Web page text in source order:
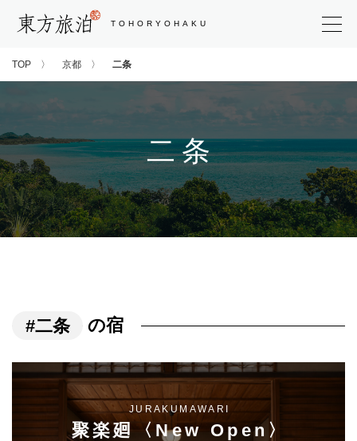
東方旅泊 TOHORYOHAKU
TOP 京都 二条
二条
#二条 の宿
JURAKUMAWARI
聚楽廻〈New Open〉